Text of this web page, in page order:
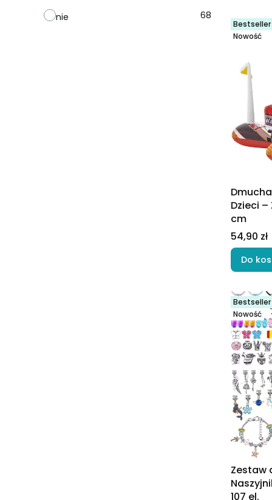
nie 68
Bestseller
Nowość
Dzieci –
cm
Cena
54,90 zł
Do
Bestseller
Nowość
Zestaw
107 el.